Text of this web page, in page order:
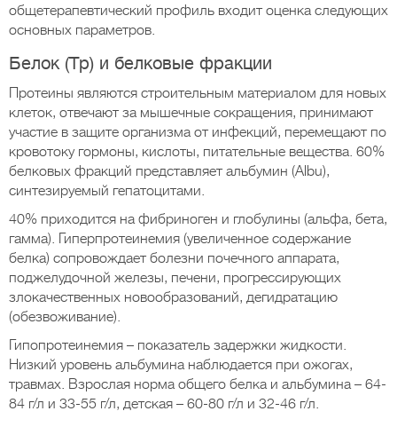
общетерапевтический профиль входит оценка следующих
основных параметров.
Белок (Tр) и белковые фракции
Протеины являются строительным материалом для новых
клеток, отвечают за мышечные сокращения, принимают
участие в защите организма от инфекций, перемещают по
кровотоку гормоны, кислоты, питательные вещества. 60%
белковых фракций представляет альбумин (Albu),
синтезируемый гепатоцитами.
40% приходится на фибриноген и глобулины (альфа, бета,
гамма). Гиперпротеинемия (увеличенное содержание
белка) сопровождает болезни почечного аппарата,
поджелудочной железы, печени, прогрессирующих
злокачественных новообразований, дегидратацию
(обезвоживание).
Гипопротеинемия – показатель задержки жидкости.
Низкий уровень альбумина наблюдается при ожогах,
травмах. Взрослая норма общего белка и альбумина – 64-
84 г/л и 33-55 г/л, детская – 60-80 г/л и 32-46 г/л.